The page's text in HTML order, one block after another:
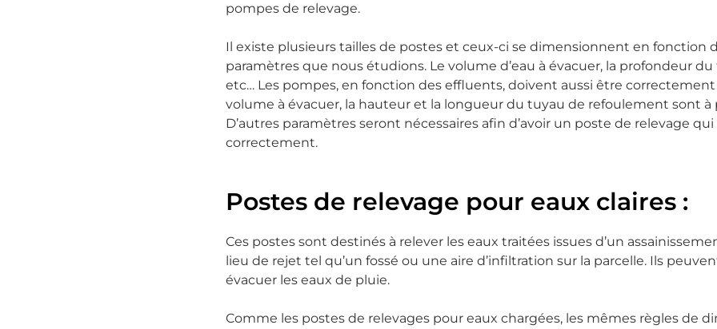
pompes de relevage.
Il existe plusieurs tailles de postes et ceux-ci se dimensionnent en fonction
paramètres que nous étudions. Le volume d’eau à évacuer, la profondeur du
etc… Les pompes, en fonction des effluents, doivent aussi être
volume à évacuer, la hauteur et la longueur du tuyau de refoulement sont
D’autres paramètres seront nécessaires afin d’avoir un poste de relevage
correctement.
Postes de relevage pour eaux claires :
Ces postes sont destinés à relever les eaux traitées issues d’un
lieu de rejet tel qu’un fossé ou une aire d’infiltration sur la parcelle. Ils
évacuer les eaux de pluie.
Comme les postes de relevages pour eaux chargées, les mêmes règles de